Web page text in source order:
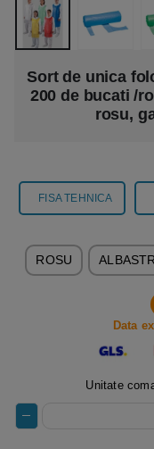
Sort de unica
200 de bucati /
rosu,
FISA TEHNICA
ROSU
Data
Unitate